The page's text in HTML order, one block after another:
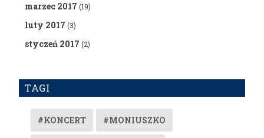
marzec 2017 (19)
luty 2017 (3)
styczeń 2017 (2)
TAGI
#KONCERT #MONIUSZKO